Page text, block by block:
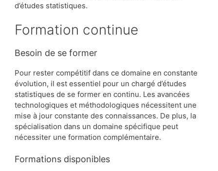
d’études statistiques.
Formation continue
Besoin de se former
Pour rester compétitif dans ce domaine en constante
évolution, il est essentiel pour un chargé d’études
statistiques de se former en continu. Les avancées
technologiques et méthodologiques nécessitent une
mise à jour constante des connaissances. De plus, la
spécialisation dans un domaine spécifique peut
nécessiter une formation complémentaire.
Formations disponibles